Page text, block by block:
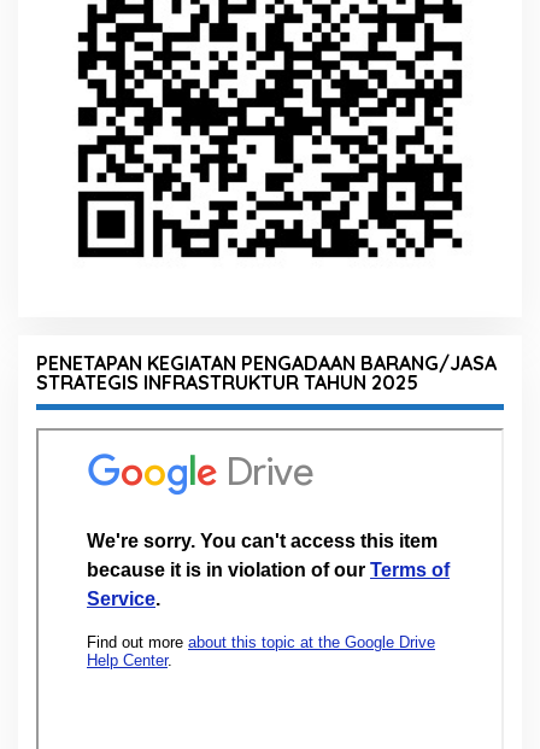
PENETAPAN KEGIATAN PENGADAAN BARANG/JASA
STRATEGIS INFRASTRUKTUR TAHUN 2025